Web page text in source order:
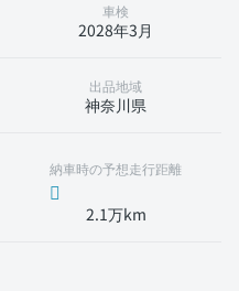
車検
2028年3月
出品地域
神奈川県
納車時の予想走行距離
2.1万km